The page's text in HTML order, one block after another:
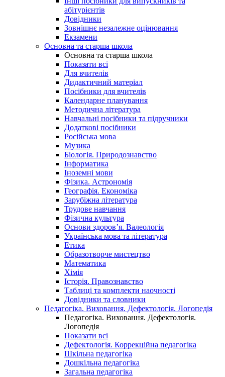
абітурієнтів
Довідники
Зовнішнє незалежне оцінювання
Екзамени
Основна та старша школа
Основна та старша школа
Показати всі
Для вчителів
Дидактичний матеріал
Посібники для вчителів
Календарне планування
Методична література
Навчальні посібники та підручники
Додаткові посібники
Російська мова
Музика
Біологія. Природознавство
Інформатика
Іноземні мови
Фізика. Астрономія
Географія. Економіка
Зарубіжна література
Трудове навчання
Фізична культура
Основи здоров’я. Валеологія
Українська мова та література
Етика
Образотворче мистецтво
Математика
Хімія
Історія. Правознавство
Таблиці та комплекти наочності
Довідники та словники
Педагогіка. Виховання. Дефектологія. Логопедія
Педагогіка. Виховання. Дефектологія.
Логопедія
Показати всі
Дефектологія. Коррекційна педагогіка
Шкільна педагогіка
Дошкільна педагогіка
Загальна педагогіка